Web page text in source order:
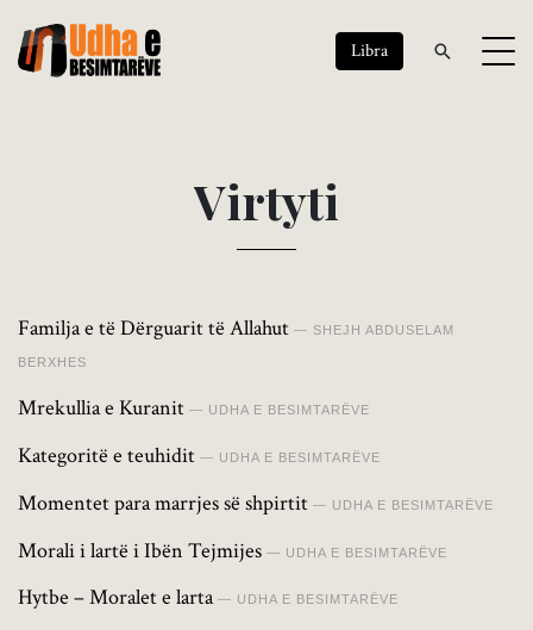
Libra
Virtyti
Familja e të Dërguarit të Allahut SHEJH ABDUSELAM
BERXHES
Mrekullia e Kuranit UDHA E BESIMTARËVE
Kategoritë e teuhidit UDHA E BESIMTARËVE
Momentet para marrjes së shpirtit UDHA E BESIMTARËVE
Morali i lartë i Ibën Tejmijes UDHA E BESIMTARËVE
Hytbe – Moralet e larta UDHA E BESIMTARËVE